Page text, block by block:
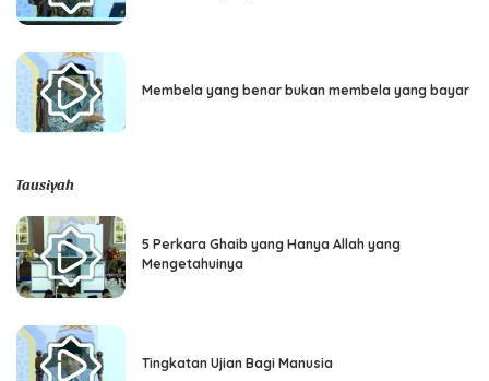
Membela yang benar bukan membela yang bayar
Tausiyah
5 Perkara Ghaib yang Hanya Allah yang
Mengetahuinya
Tingkatan Ujian Bagi Manusia